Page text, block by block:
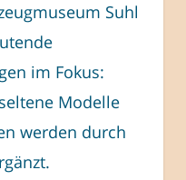
Suhl
im Fokus:
Modelle
werden durch